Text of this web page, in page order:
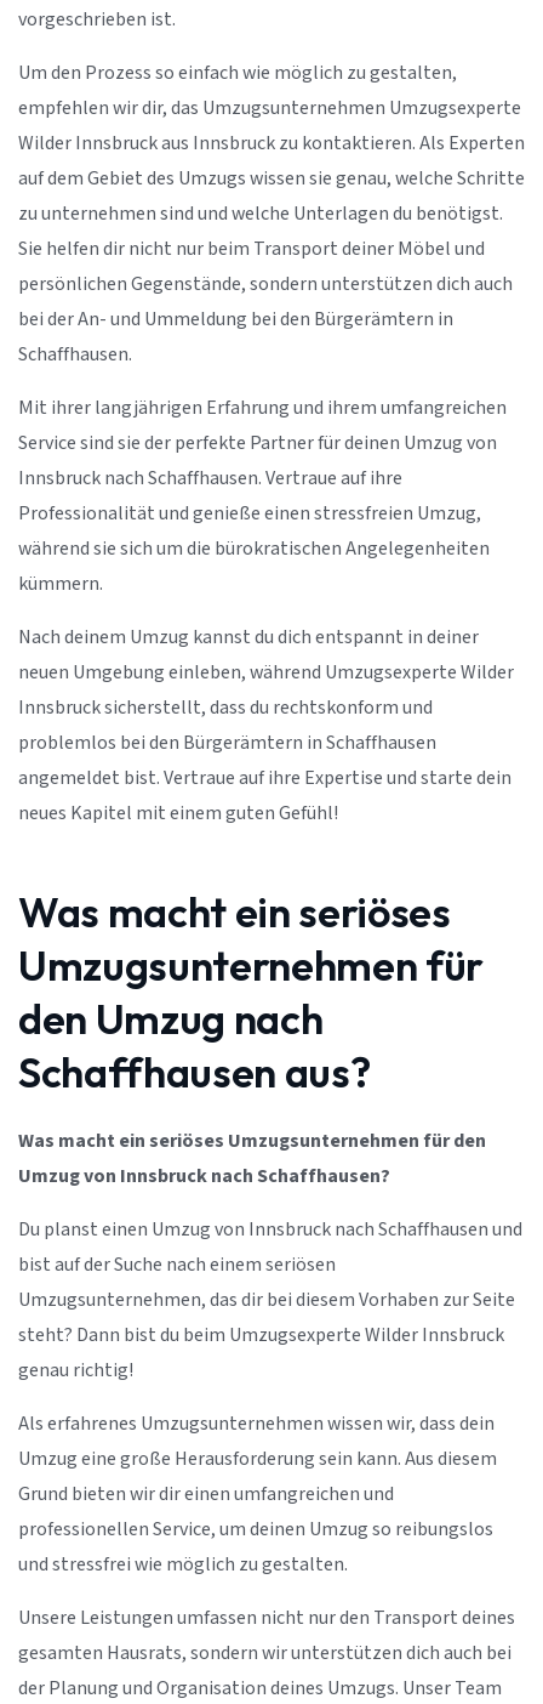
vorgeschrieben ist.
Um den Prozess so einfach wie möglich zu gestalten,
empfehlen wir dir, das Umzugsunternehmen Umzugsexperte
Wilder Innsbruck aus Innsbruck zu kontaktieren. Als Experten
auf dem Gebiet des Umzugs wissen sie genau, welche Schritte
zu unternehmen sind und welche Unterlagen du benötigst.
Sie helfen dir nicht nur beim Transport deiner Möbel und
persönlichen Gegenstände, sondern unterstützen dich auch
bei der An- und Ummeldung bei den Bürgerämtern in
Schaffhausen.
Mit ihrer langjährigen Erfahrung und ihrem umfangreichen
Service sind sie der perfekte Partner für deinen Umzug von
Innsbruck nach Schaffhausen. Vertraue auf ihre
Professionalität und genieße einen stressfreien Umzug,
während sie sich um die bürokratischen Angelegenheiten
kümmern.
Nach deinem Umzug kannst du dich entspannt in deiner
neuen Umgebung einleben, während Umzugsexperte Wilder
Innsbruck sicherstellt, dass du rechtskonform und
problemlos bei den Bürgerämtern in Schaffhausen
angemeldet bist. Vertraue auf ihre Expertise und starte dein
neues Kapitel mit einem guten Gefühl!
Was macht ein seriöses
Umzugsunternehmen für
den Umzug nach
Schaffhausen aus?
Was macht ein seriöses Umzugsunternehmen für den
Umzug von Innsbruck nach Schaffhausen?
Du planst einen Umzug von Innsbruck nach Schaffhausen und
bist auf der Suche nach einem seriösen
Umzugsunternehmen, das dir bei diesem Vorhaben zur Seite
steht? Dann bist du beim Umzugsexperte Wilder Innsbruck
genau richtig!
Als erfahrenes Umzugsunternehmen wissen wir, dass dein
Umzug eine große Herausforderung sein kann. Aus diesem
Grund bieten wir dir einen umfangreichen und
professionellen Service, um deinen Umzug so reibungslos
und stressfrei wie möglich zu gestalten.
Unsere Leistungen umfassen nicht nur den Transport deines
gesamten Hausrats, sondern wir unterstützen dich auch bei
der Planung und Organisation deines Umzugs. Unser Team